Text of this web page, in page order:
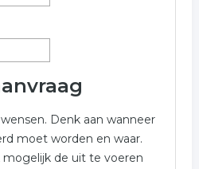
Denk aan wanneer
moet worden en waar.
mogelijk de uit te voeren